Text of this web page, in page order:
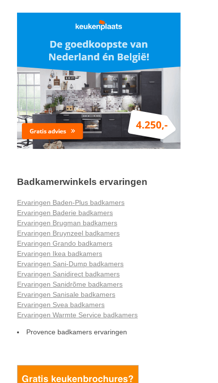
Badkamerwinkels ervaringen
Ervaringen Baden-Plus badkamers
Ervaringen Baderie badkamers
Ervaringen Brugman badkamers
Ervaringen Bruynzeel badkamers
Ervaringen Grando badkamers
Ervaringen Ikea badkamers
Ervaringen Sani-Dump badkamers
Ervaringen Sanidirect badkamers
Ervaringen Sanidrõme badkamers
Ervaringen Sanisale badkamers
Ervaringen Svea badkamers
Ervaringen Warmte Service badkamers
Provence badkamers ervaringen